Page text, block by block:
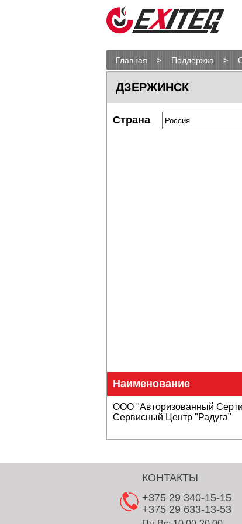
Главная Поддержка
ДЗЕРЖИНСК
Страна
Наименование
ООО "Авторизованный
Сервисный Центр "Радуга"
КОНТАКТЫ
+375 29 340-15-15
+375 29 633-13-53